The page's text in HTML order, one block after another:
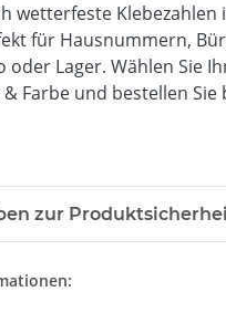
wetterfeste Klebezahlen
für Hausnummern,
oder Lager. Wählen Sie
Farbe und bestellen Sie
zur